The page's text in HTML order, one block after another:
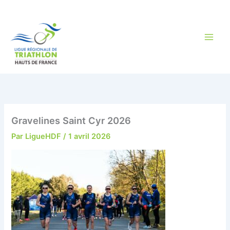
Gravelines Saint Cyr 2026
Par LigueHDF/1 avril 2026